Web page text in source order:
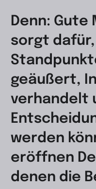
Denn: Gute
sorgt
geäußert,
verhandelt
werden
eröffnen
denen die